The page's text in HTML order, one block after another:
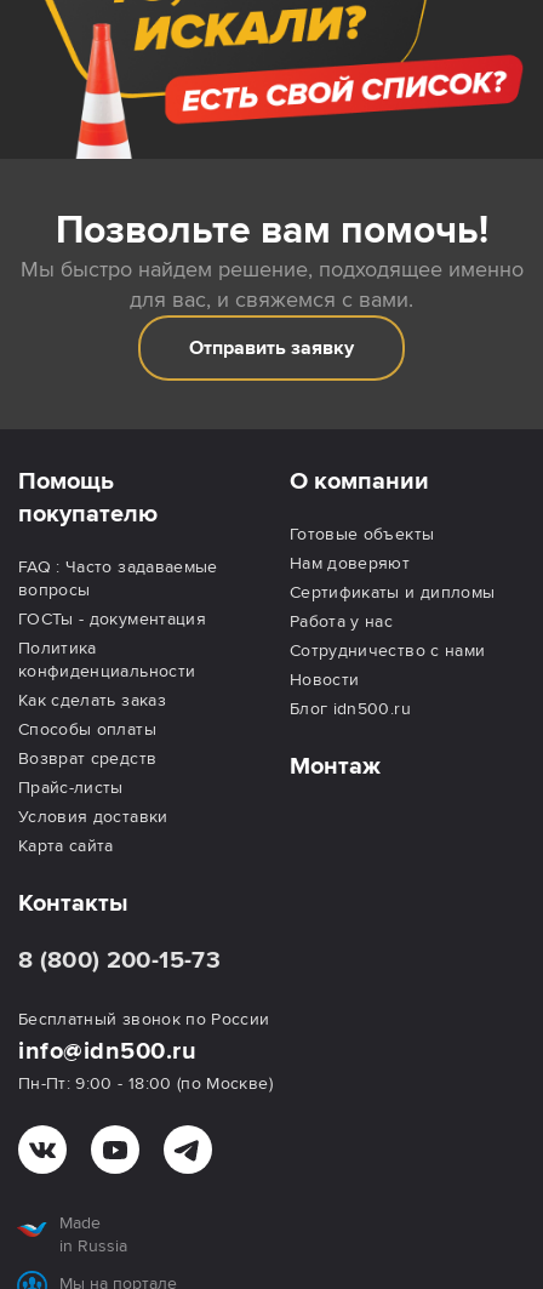
Позвольте вам помочь!
Мы быстро найдем решение, подходящее именно
для вас, и свяжемся с вами.
Отправить заявку
Помощь
покупателю
FAQ : Часто задаваемые
вопросы
ГОСТы - документация
Политика
конфиденциальности
Как сделать заказ
Способы оплаты
Возврат средств
Прайс-листы
Условия доставки
Карта сайта
О компании
Готовые объекты
Нам доверяют
Сертификаты и дипломы
Работа у нас
Сотрудничество с нами
Новости
Блог idn500.ru
Монтаж
Контакты
8 (800) 200-15-73
Бесплатный звонок по России
info@idn500.ru
Пн-Пт: 9:00 - 18:00 (по Москве)
Made
in Russia
Мы на портале